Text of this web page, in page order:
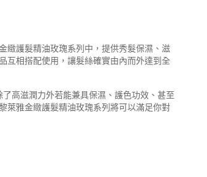
精華補充包 90ml
緻護髮精油玫瑰系列中，提供秀髮保濕、滋
互相搭配使用，讓髮絲確實由內而外達到全
高滋潤力外若能兼具保濕、護色功效、甚至
萊雅金緻護髮精油玫瑰系列將可以滿足你對